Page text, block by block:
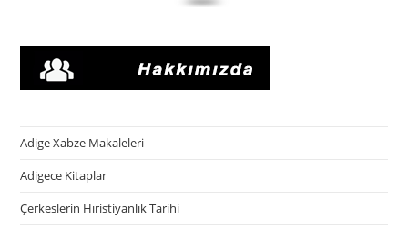
Adige Xabze Makaleleri
Adigece Kitaplar
Çerkeslerin Hıristiyanlık Tarihi